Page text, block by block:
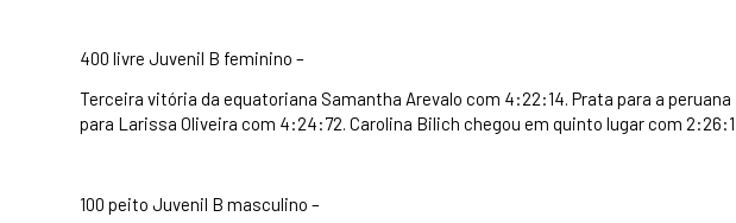
400 livre Juvenil B feminino –
Terceira vitória da equatoriana Samantha Arevalo com 4:22:14. Prata para a
para Larissa Oliveira com 4:24:72. Carolina Bilich chegou em quinto lugar com
100 peito Juvenil B masculino –